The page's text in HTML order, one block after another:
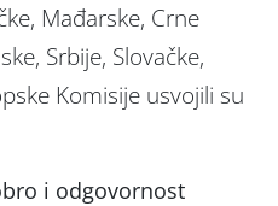
Mađarske, Crne
Srbije, Slovačke,
Komisije usvojili su